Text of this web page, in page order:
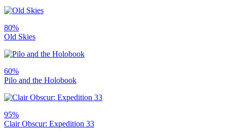
80%
Old Skies
60%
Pilo and the Holobook
95%
Clair Obscur: Expedition 33